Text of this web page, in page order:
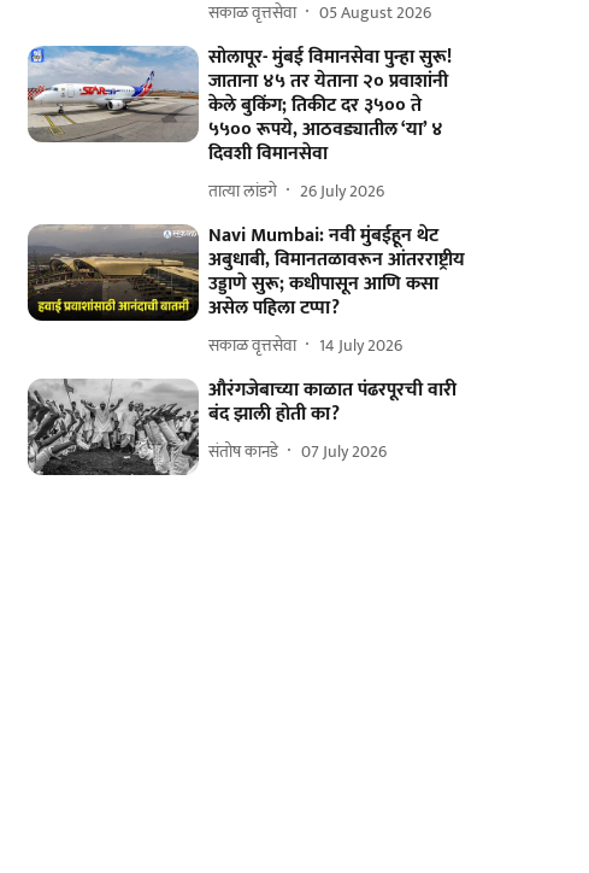
सकाळ वृत्तसेवा 05 August 2026
सोलापूर- मुंबई विमानसेवा पुन्हा सुरू!
जाताना ४५ तर येताना २० प्रवाशांनी
केले बुकिंग; तिकीट दर ३५०० ते
५५०० रूपये, आठवड्यातील ‘या’ ४
दिवशी विमानसेवा
तात्या लांडगे 26 July 2026
Navi Mumbai: नवी मुंबईहून थेट
अबुधाबी, विमानतळावरून आंतरराष्ट्रीय
उड्डाणे सुरू; कधीपासून आणि कसा
असेल पहिला टप्पा?
सकाळ वृत्तसेवा 14 July 2026
औरंगजेबाच्या काळात पंढरपूरची वारी
बंद झाली होती का?
संतोष कानडे 07 July 2026